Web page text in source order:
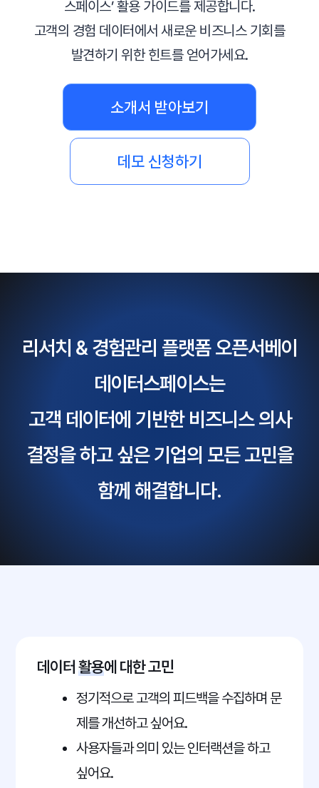
스페이스’ 활용 가이드를 제공합니다.
고객의 경험 데이터에서 새로운 비즈니스 기회를
발견하기 위한 힌트를 얻어가세요.
소개서 받아보기
데모 신청하기
리서치 & 경험관리 플랫폼 오픈서베이
데이터스페이스는
고객 데이터에 기반한 비즈니스 의사
결정을 하고 싶은 기업의 모든 고민을
함께 해결합니다.
데이터활용에 대한 고민
정기적으로 고객의 피드백을 수집하며 문
제를 개선하고 싶어요.
사용자들과 의미 있는 인터랙션을 하고
싶어요.